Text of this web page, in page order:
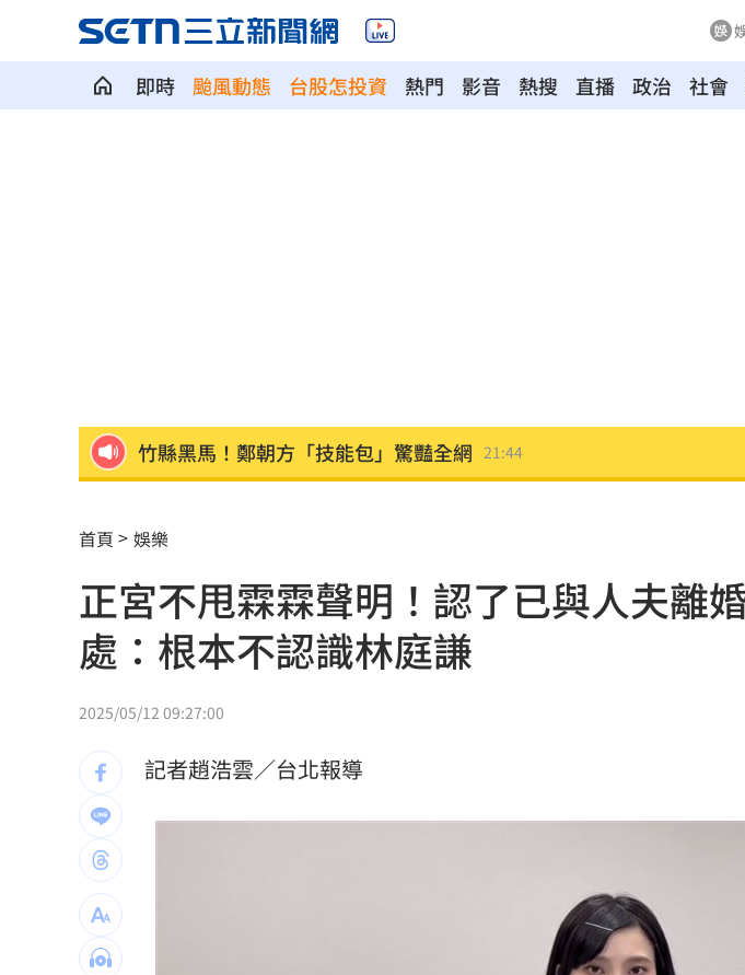
即時 颱風動態 台股怎投資 熱門 影音 熱搜 直播 政治 社會
竹縣黑馬！鄭朝方「技能包」驚豔全網 21:44
新／美股開盤費半下挫 台指期失守44000點
黃禎憲診所挺蔣舊照遭出征！老病患不忍了 21:41
陳傑憲炸裂2分砲 統一狂掃13安痛宰味全
偷吃人妻挨告 小王反控她是時間管理大師
公車毒駕出事故？欣欣客運全員尿檢出爐！
21:17
首頁 娛樂
正宮不甩霖霖聲明！認了已與人夫離
處：根本不認識林庭謙
2025/05/12 09:27:00
記者趙浩雲／台北報導